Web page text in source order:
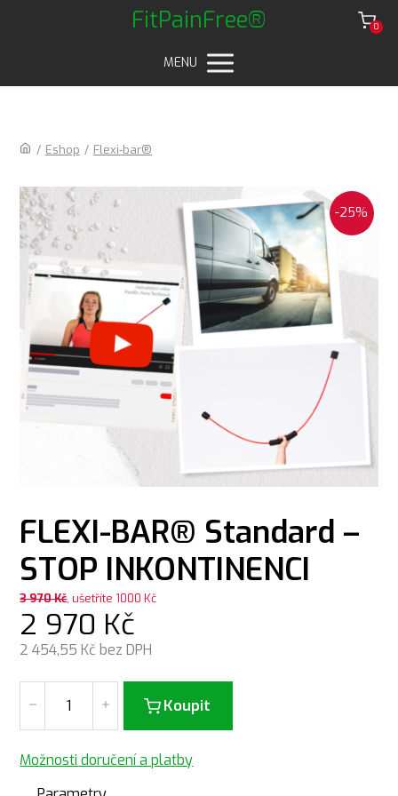
FitPainFree® 0
MENU
/ Eshop / Flexi-bar®
-25%
FLEXI-BAR® Standard –
STOP INKONTINENCI
3 970Kč, ušetříte 1000 Kč
2 970 Kč
2 454,55 Kč bez DPH
Koupit
Možnosti doručení a platby